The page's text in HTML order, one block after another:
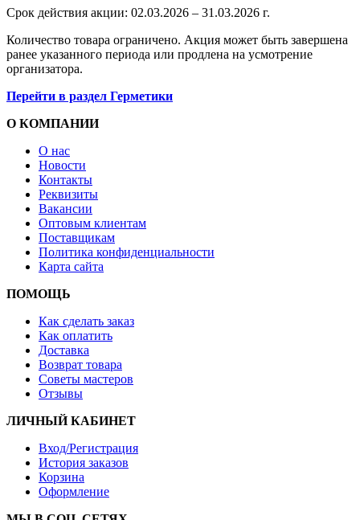
Срок действия акции: 02.03.2026 – 31.03.2026 г.
Количество товара ограничено. Акция может быть завершена
ранее указанного периода или продлена на усмотрение
организатора.
Перейти в раздел Герметики
О КОМПАНИИ
О нас
Новости
Контакты
Реквизиты
Вакансии
Оптовым клиентам
Поставщикам
Политика конфиденциальности
Карта сайта
ПОМОЩЬ
Как сделать заказ
Как оплатить
Доставка
Возврат товара
Советы мастеров
Отзывы
ЛИЧНЫЙ КАБИНЕТ
Вход/Регистрация
История заказов
Корзина
Оформление